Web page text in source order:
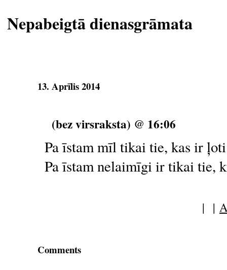
Nepabeigtā dienasgrāmata
13. Aprīlis 2014
(bez virsraksta) @ 16:06
Pa īstam mīl tikai tie, kas ir
Pa īstam nelaimīgi ir tikai tie,
| |
Comments